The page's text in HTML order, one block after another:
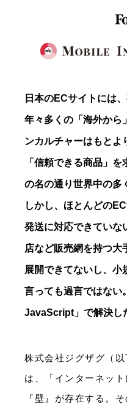
日本のECサイトには
年々多くの「海外から
ンカルチャーはもとよ
「信頼できる商品」
の名の通り世界中の多
しかし、ほとんどの
発送に対応できていな
店など販売網を持つ大
展開できてないし、小
言っても過言ではない
JavaScript」で解決し
株式会社ジグザグ（
は、「インターネッ
『壁』が存在する。